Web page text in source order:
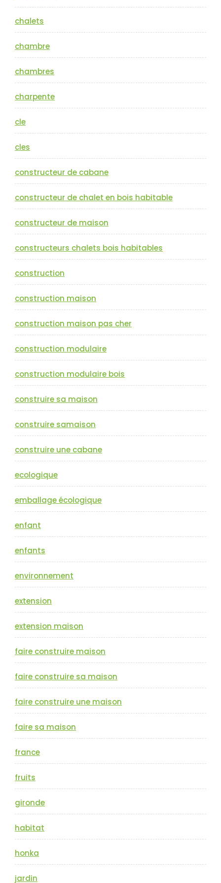
chalets
chambre
chambres
charpente
cle
cles
constructeur de cabane
constructeur de chalet en bois habitable
constructeur de maison
constructeurs chalets bois habitables
construction
construction maison
construction maison pas cher
construction modulaire
construction modulaire bois
construire sa maison
construire samaison
construire une cabane
ecologique
emballage écologique
enfant
enfants
environnement
extension
extension maison
faire construire maison
faire construire sa maison
faire construire une maison
faire sa maison
france
fruits
gironde
habitat
honka
jardin